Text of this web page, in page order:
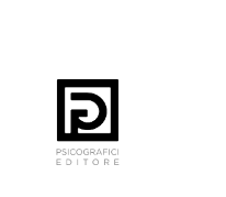
PSICOGRAFICI
EDITORE